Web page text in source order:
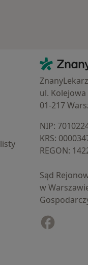
Kontakt
ZnanyLekarz -
ul.
01-217
NIP:
KRS:
REGON:
Sąd
w